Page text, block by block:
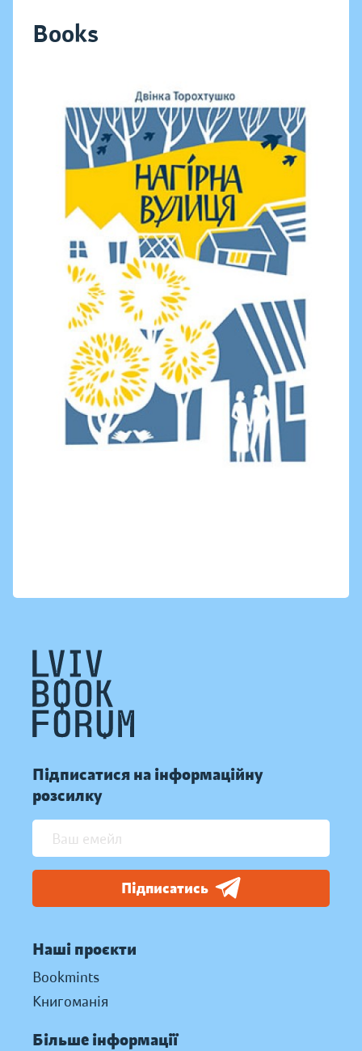
Books
Підписатися на інформаційну
розсилку
Підписатись
Наші проєкти
Bookmints
Книгоманія
Більше інформації